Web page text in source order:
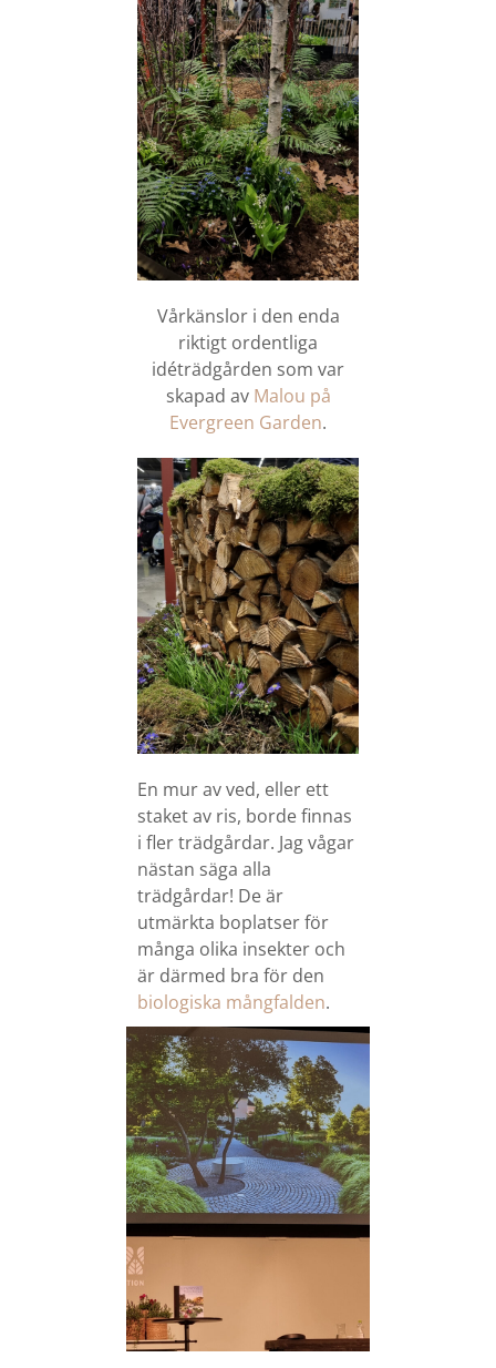
Vårkänslor i den enda
riktigt ordentliga
idéträdgården som var
skapad av Malou på
Evergreen Garden.
En mur av ved, eller ett
staket av ris, borde finnas
i fler trädgårdar. Jag vågar
nästan säga alla
trädgårdar! De är
utmärkta boplatser för
många olika insekter och
är därmed bra för den
biologiska mångfalden.